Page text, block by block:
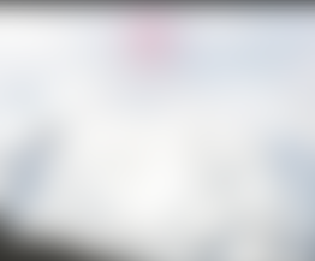
Le vortex à chats -